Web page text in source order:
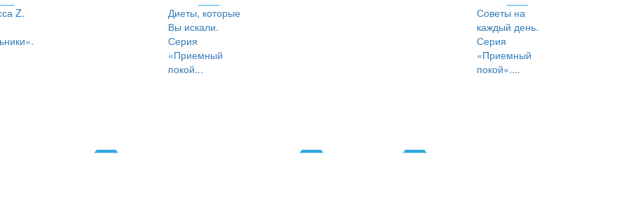
Z.
Диеты, которые
Вы искали.
Серия
«Приемный
покой...
Советы на
каждый день.
Серия
«Приемный
покой»....